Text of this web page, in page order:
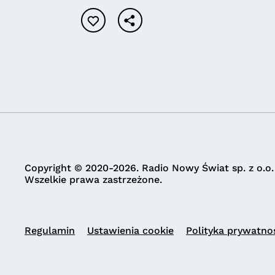
Copyright © 2020-2026. Radio Nowy Świat sp. z o.o.
Wszelkie prawa zastrzeżone.
Regulamin Ustawienia cookie Polityka